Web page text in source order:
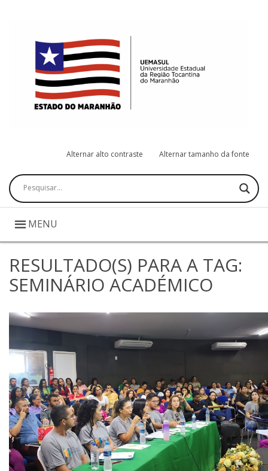
Alternar alto contraste Alternar tamanho da fonte
Pesquisar
MENU
RESULTADO(S) PARA A TAG:
SEMINÁRIO ACADÉMICO